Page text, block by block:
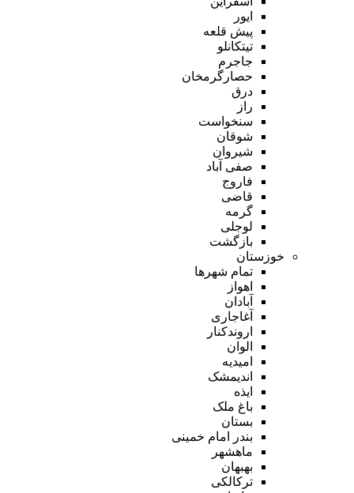
ایور
پیش قلعه
تیتکانلو
جاجرم
حصارگرمخان
درق
راز
سنخواست
شوقان
شیروان
صفی آباد
فاروج
قاضی
گرمه
لوجلی
بازگشت
خوزستان
تمام شهر‌ها
اهواز
آبادان
آغاجاری
اروندکنار
الوان
امیدیه
اندیمشک
ایذه
باغ ملک
بستان
بندر امام خمینی
ماهشهر
بهبهان
ترکالکی